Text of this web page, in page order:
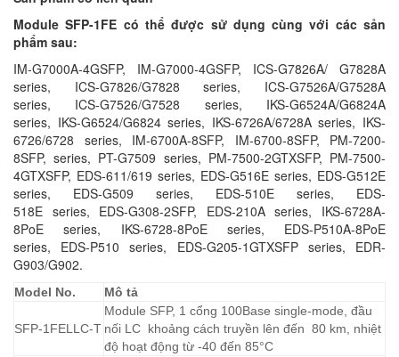
Module SFP-1FE có thể được sử dụng cùng với các sản
phẩm sau:
IM-G7000A-4GSFP, IM-G7000-4GSFP, ICS-G7826A/ G7828A
series, ICS-G7826/G7828 series, ICS-G7526A/G7528A
series, ICS-G7526/G7528 series, IKS-G6524A/G6824A
series, IKS-G6524/G6824 series, IKS-6726A/6728A series, IKS-
6726/6728 series, IM-6700A-8SFP, IM-6700-8SFP, PM-7200-
8SFP, series, PT-G7509 series, PM-7500-2GTXSFP, PM-7500-
4GTXSFP, EDS-611/619 series, EDS-G516E series, EDS-G512E
series, EDS-G509 series, EDS-510E series, EDS-
518E series, EDS-G308-2SFP, EDS-210A series, IKS-6728A-
8PoE series, IKS-6728-8PoE series, EDS-P510A-8PoE
series, EDS-P510 series, EDS-G205-1GTXSFP series, EDR-
G903/G902.
Model No. Mô tả
SFP-1FELLC-T
Module SFP, 1 cổng 100Base single-mode, đầu
nối LC khoảng cách truyền lên đến 80 km, nhiệt
độ hoạt động từ -40 đến 85°C